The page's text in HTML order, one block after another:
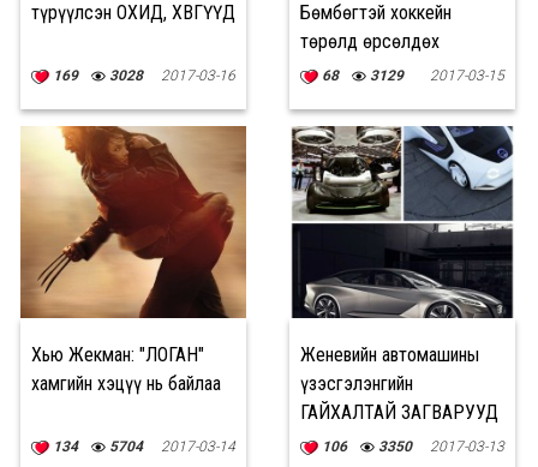
түрүүлсэн ОХИД, ХӨВГҮҮД
169 3028 2017-03-16
Бөмбөгтэй хоккейн
төрөлд өрсөлдөх
Монголын баг
68 3129 2017-03-15
Хью Жекман: "ЛОГАН"
хамгийн хэцүү нь байлаа
134 5704 2017-03-14
Женевийн автомашины
үзэсгэлэнгийн
ГАЙХАЛТАЙ ЗАГВАРУУД
106 3350 2017-03-13